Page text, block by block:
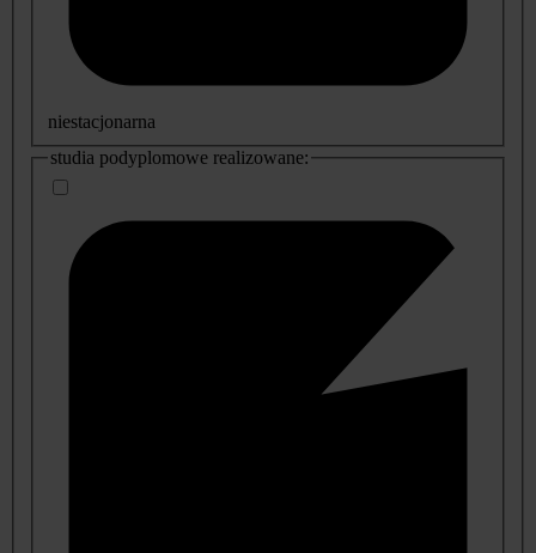
niestacjonarna
studia podyplomowe realizowane: